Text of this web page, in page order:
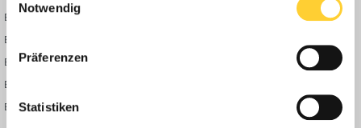
Notwendig
Präferenzen
Statistiken
Bauforum24 News
Bauforum24 TV
BF24 Mediathek
BF24 Fotostrecken
Bauforum Shop